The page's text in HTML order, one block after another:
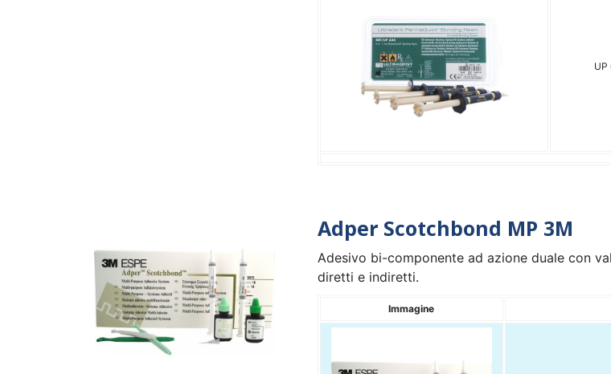
UP
Adper Scotchbond MP 3M
Adesivo bi-componente ad azione duale con
diretti e indiretti.
Immagine